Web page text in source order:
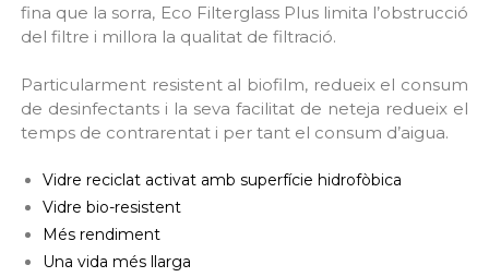
fina que la sorra, Eco Filterglass Plus limita l’obstrucció
del filtre i millora la qualitat de filtració.
Particularment resistent al biofilm, redueix el consum
de desinfectants i la seva facilitat de neteja redueix el
temps de contrarentat i per tant el consum d’aigua.
Vidre reciclat activat amb superfície hidrofòbica
Vidre bio-resistent
Més rendiment
Una vida més llarga